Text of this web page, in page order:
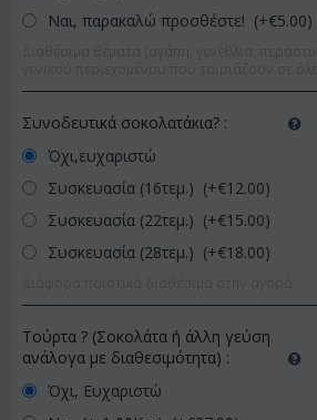
Ναι, παρακαλώ προσθέστε! (+€5.00)
Συνοδευτικά σοκολατάκια? :
Όχι,ευχαριστώ
Συσκευασία (16τεμ.) (+€12.00)
Συσκευασία (22τεμ.) (+€15.00)
Συσκευασία (28τεμ.) (+€18.00)
Τούρτα ? (Σοκολάτα ή άλλη γεύση
ανάλογα με διαθεσιμότητα) :
Όχι, Ευχαριστώ